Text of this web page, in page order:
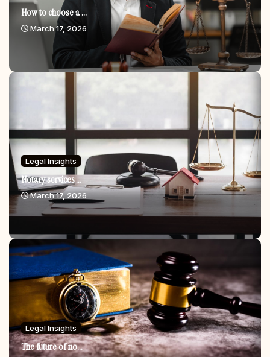
How to choose a ...
March 17, 2026
Legal Insights
Notary services ...
March 17, 2026
Legal Insights
The future of no...